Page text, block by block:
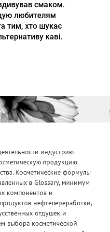
смаком.
любителям
тим, хто шукає
каві.
индустрию
продукцию
Косметические формулы
в Glossary, минимум
компонентов и
нефтепереработки,
отдушек и
выбора косметической